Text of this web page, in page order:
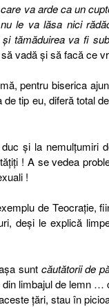
va arde ca un
le va lăsa nici
şi tămăduirea va fi
vadă şi să facă ce
pentru biserica
de tip eu, diferă total
şi la nemulţumiri
! A se vedea
!
de Teocraţie,
deşi le explică
sunt căutătorii de
limbajul de lemn
ţări, stau în